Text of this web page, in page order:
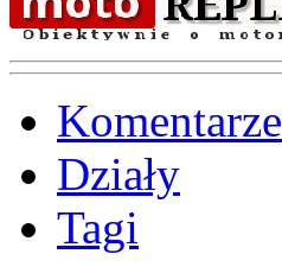
Komentarze
Działy
Tagi